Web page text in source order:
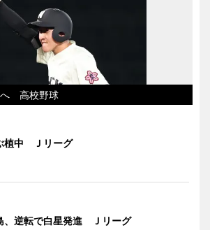
へ 高校野球
植中 Ｊリーグ
、逆転で白星発進 Ｊリーグ